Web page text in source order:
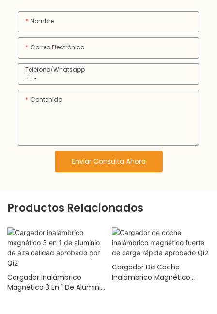
Nombre
Correo Electrónico
+1
Teléfono/whatsapp
Contenido
Enviar Consulta Ahora
Productos Relacionados
Cargador Inalámbrico
Magnético 3 En 1 De Aluminio
Cargador De Coche
Inalámbrico Magnético